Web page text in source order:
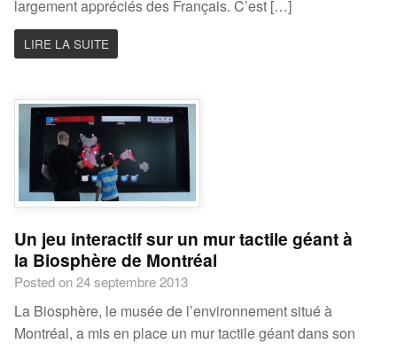
largement appréciés des Français. C’est […]
LIRE LA SUITE
Un jeu interactif sur un mur tactile géant à
la Biosphère de Montréal
Posted on 24 septembre 2013
La Biosphère, le musée de l’environnement situé à
Montréal, a mis en place un mur tactile géant dans son